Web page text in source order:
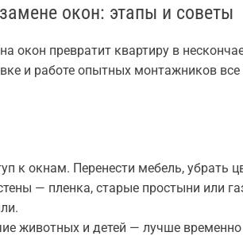
окон: этапы и советы
окон превратит квартиру в
и работе опытных монтажников
к окнам. Перенести мебель, убрать
— пленка, старые простыни или
животных и детей — лучше временно